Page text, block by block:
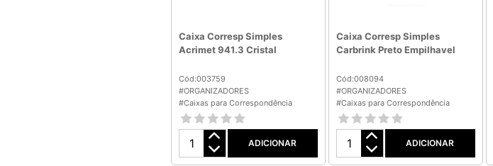
Caixa Corresp Simples
Acrimet 941.3 Cristal
Cód:003759
#ORGANIZADORES
#Caixas para Correspondência
ADICIONAR
Caixa Corresp Simples
Carbrink Preto Empilhavel
Cód:008094
#ORGANIZADORES
#Caixas para Correspondência
ADICIONAR